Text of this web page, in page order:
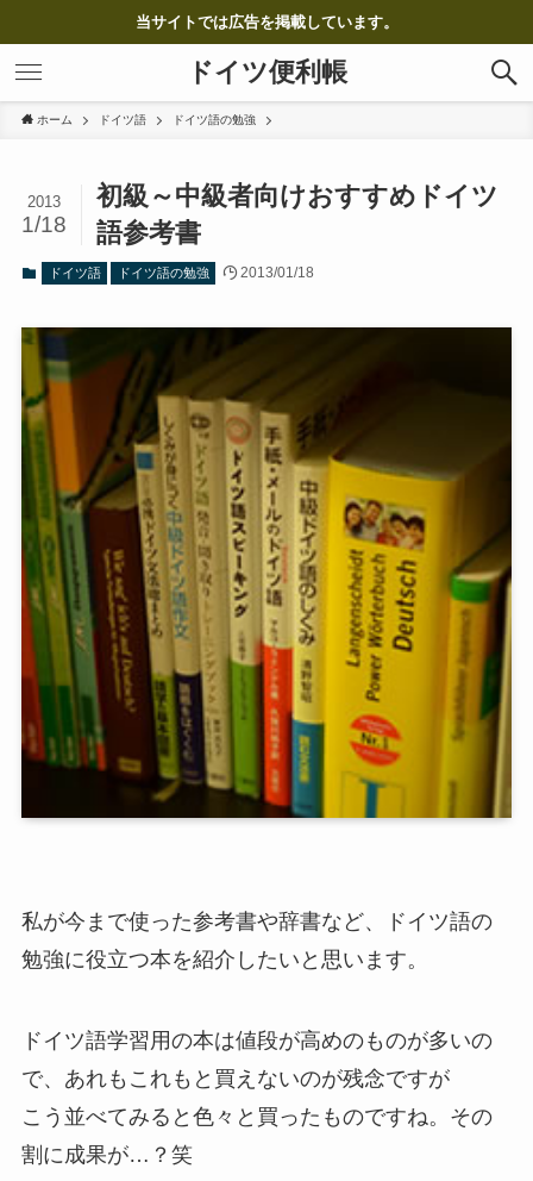
当サイトでは広告を掲載しています。
ドイツ便利帳
ホーム ドイツ語 ドイツ語の勉強
初級～中級者向けおすすめドイツ
語参考書
2013
1/18
ドイツ語 ドイツ語の勉強 2013/01/18
私が今まで使った参考書や辞書など、ドイツ語の
勉強に役立つ本を紹介したいと思います。
ドイツ語学習用の本は値段が高めのものが多いの
で、あれもこれもと買えないのが残念ですが
こう並べてみると色々と買ったものですね。その
割に成果が…？笑